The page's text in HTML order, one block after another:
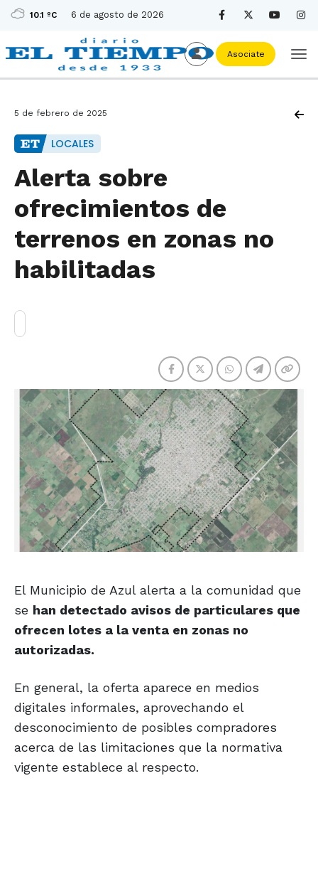
10.1 ºC 6 de agosto de 2026
Asociate
5 de febrero de 2025
LOCALES
Alerta sobre
ofrecimientos de
terrenos en zonas no
habilitadas
El Municipio de Azul alerta a la comunidad que
se han detectado avisos de particulares que
ofrecen lotes a la venta en zonas no
autorizadas.
En general, la oferta aparece en medios
digitales informales, aprovechando el
desconocimiento de posibles compradores
acerca de las limitaciones que la normativa
vigente establece al respecto.